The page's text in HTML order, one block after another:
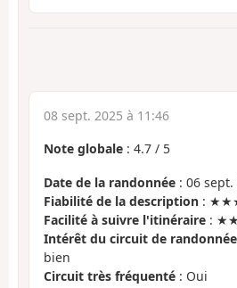
08 sept. 2025 à 11:46
Note globale : 4.7 / 5
Date de la randonnée : 06 sept.
Fiabilité de la description :
Facilité à suivre l'itinéraire :
Intérêt du circuit de randonnée
bien
Circuit très fréquenté : Oui